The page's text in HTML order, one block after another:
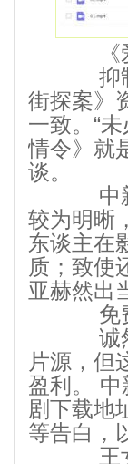
《爱
抑制
街探案》
一致。“
情令》就
谈。
中新
较为明晰
东谈主在
质；致使
亚赫然出
免费
诚然
片源，但
盈利。
剧下载地
等告白，
王女